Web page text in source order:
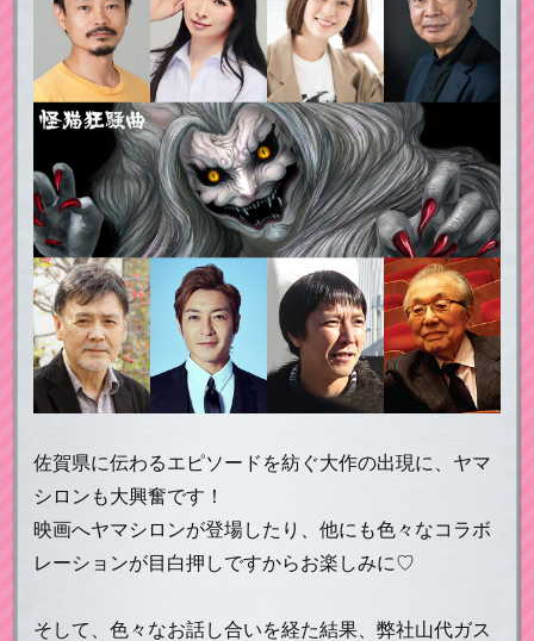
佐賀県に伝わるエピソードを紡ぐ大作の出現に、ヤマ
シロンも大興奮です！
映画へヤマシロンが登場したり、他にも色々なコラボ
レーションが目白押しですからお楽しみに♡
そして、色々なお話し合いを経た結果、弊社山代ガス